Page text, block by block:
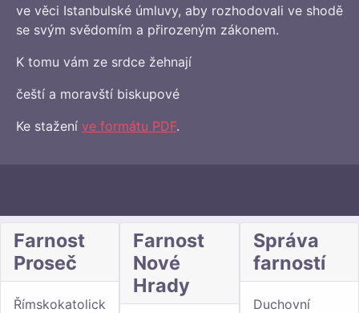
ve věci Istanbulské úmluvy, aby rozhodovali ve shodě
se svým svědomím a přirozeným zákonem.
K tomu vám ze srdce žehnají
čeští a moravští biskupové
Ke stažení ve formátu PDF.
Farnost
Proseč
Římskokatolick
Farnost
Nové
Hrady
Správa
farností
Duchovní